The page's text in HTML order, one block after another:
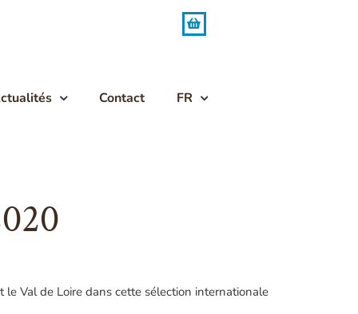
Contact FR
Val de Loire dans cette sélection internationale